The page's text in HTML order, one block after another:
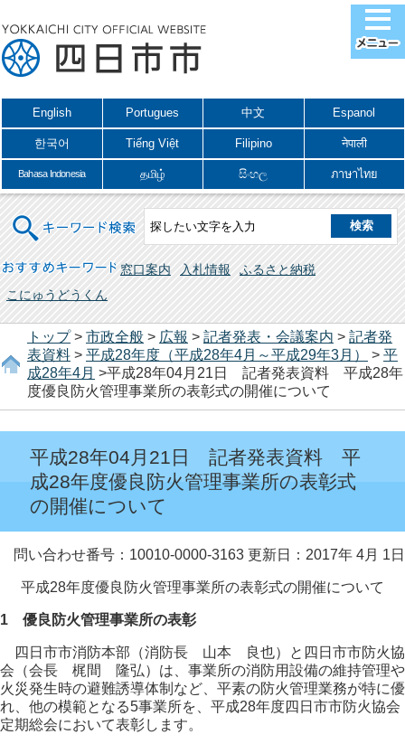
English Portugues 中文 Espanol
한국어 Tiếng Việt Filipino नेपाली
Bahasa Indonesia தமிழ் සිංහල ภาษาไทย
キーワード検索
おすすめキーワード 窓口案内 入札情報
ふるさと納税
こにゅうどうくん
トップ> 市政全般 > 広報 > 記者発表・会議案内 > 記者発
表資料 > 平成28年度（平成28年4月～平成29年3月） > 平
成28年4月 >平成28年04月21日 記者発表資料 平成28年
度優良防火管理事業所の表彰式の開催について
平成28年04月21日 記者発表資料 平
成28年度優良防火管理事業所の表彰式
の開催について
問い合わせ番号：10010-0000-3163 更新日：2017年 4月 1日
平成28年度優良防火管理事業所の表彰式の開催について
1 優良防火管理事業所の表彰
四日市市消防本部（消防長 山本 良也）と四日市市防火協
会（会長 梶間 隆弘）は、事業所の消防用設備の維持管理や
火災発生時の避難誘導体制など、平素の防火管理業務が特に優
れ、他の模範となる5事業所を、平成28年度四日市市防火協会
定期総会において表彰します。